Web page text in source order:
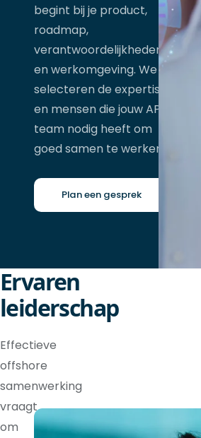
begint bij je product,
roadmap,
verantwoordelijkheden
en werkomgeving. We
selecteren de expertise
en mensen die jouw API
team nodig heeft om
goed samen te werken.
Plan een gesprek
Ervaren
leiderschap
Effectieve
offshore
samenwerking
vraagt
om